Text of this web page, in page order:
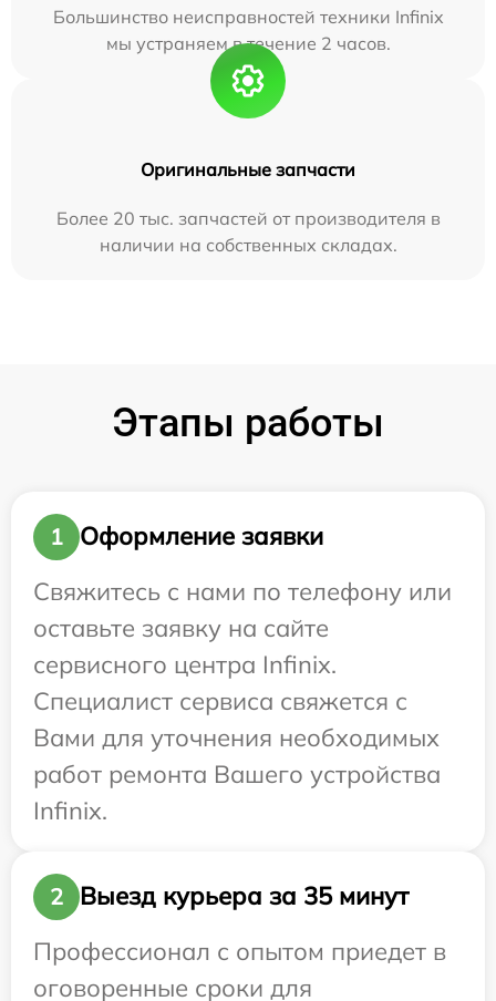
Большинство неисправностей техники Infinix
мы устраняем в течение 2 часов.
Оригинальные запчасти
Более 20 тыс. запчастей от производителя в
наличии на собственных складах.
Этапы работы
1
Оформление заявки
Свяжитесь с нами по телефону или
оставьте заявку на сайте
сервисного центра Infinix.
Специалист сервиса свяжется с
Вами для уточнения необходимых
работ ремонта Вашего устройства
Infinix.
2
Выезд курьера за 35 минут
Профессионал с опытом приедет в
оговоренные сроки для